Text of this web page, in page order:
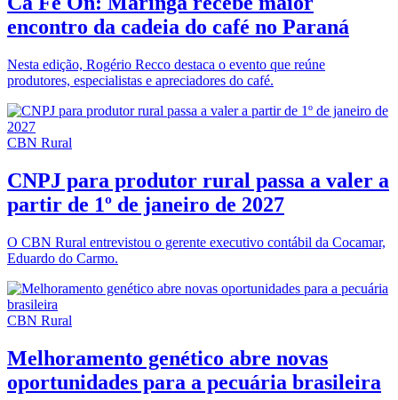
encontro da cadeia do café no Paraná
Nesta edição, Rogério Recco destaca o evento que reúne
produtores, especialistas e apreciadores do café.
CBN Rural
CNPJ para produtor rural passa a valer a
partir de 1º de janeiro de 2027
O CBN Rural entrevistou o gerente executivo contábil da Cocamar,
Eduardo do Carmo.
CBN Rural
Melhoramento genético abre novas
oportunidades para a pecuária brasileira